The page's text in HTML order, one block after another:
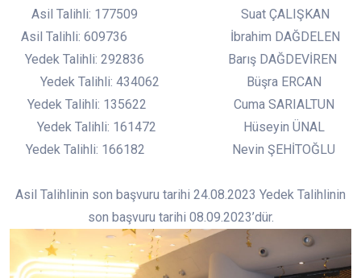
Asil Talihli: 177509 Suat ÇALIŞKAN
Asil Talihli: 609736 İbrahim DAĞDELEN
Yedek Talihli: 292836 Barış DAĞDEVİREN
Yedek Talihli: 434062 Büşra ERCAN
Yedek Talihli: 135622 Cuma SARIALTUN
Yedek Talihli: 161472 Hüseyin ÜNAL
Yedek Talihli: 166182 Nevin ŞEHİTOĞLU
Asil Talihlinin son başvuru tarihi 24.08.2023 Yedek Talihlinin
son başvuru tarihi 08.09.2023’dür.